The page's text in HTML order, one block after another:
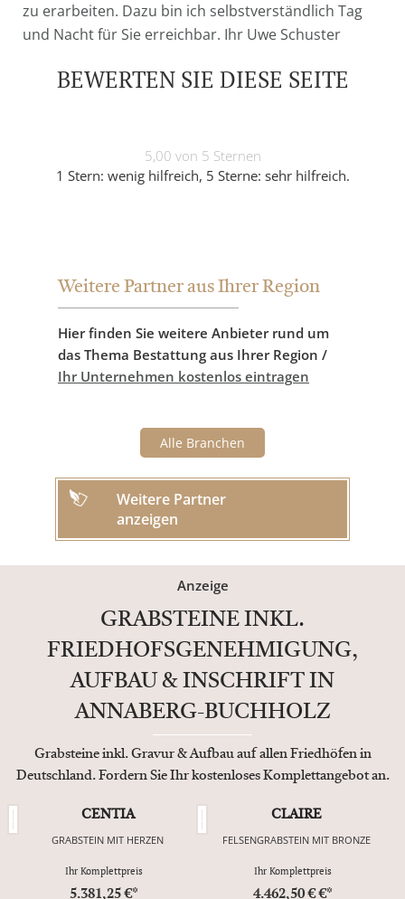
zu erarbeiten. Dazu bin ich selbstverständlich Tag
und Nacht für Sie erreichbar. Ihr Uwe Schuster
BEWERTEN SIE DIESE SEITE
5,00 von 5 Sternen
1 Stern: wenig hilfreich, 5 Sterne: sehr hilfreich.
Weitere Partner aus Ihrer Region
Hier finden Sie weitere Anbieter rund um
das Thema Bestattung aus Ihrer Region /
Ihr Unternehmen kostenlos eintragen
Alle Branchen
Weitere Partner
anzeigen
Anzeige
GRABSTEINE INKL.
FRIEDHOFSGENEHMIGUNG,
AUFBAU & INSCHRIFT IN
ANNABERG-BUCHHOLZ
Grabsteine inkl. Gravur & Aufbau auf allen Friedhöfen in
Deutschland. Fordern Sie Ihr kostenloses Komplettangebot an.
CENTIA
GRABSTEIN MIT HERZEN
Ihr Komplettpreis
5.381,25 €*
CLAIRE
FELSENGRABSTEIN MIT BRONZE
Ihr Komplettpreis
4.462,50 € €*